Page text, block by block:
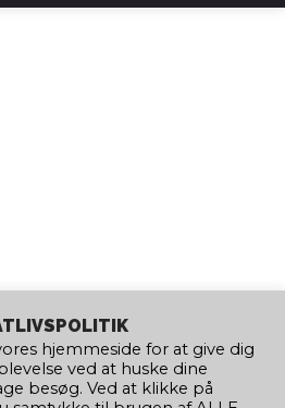
hjemmeside for at give dig
ved at huske dine
besøg. Ved at klikke på